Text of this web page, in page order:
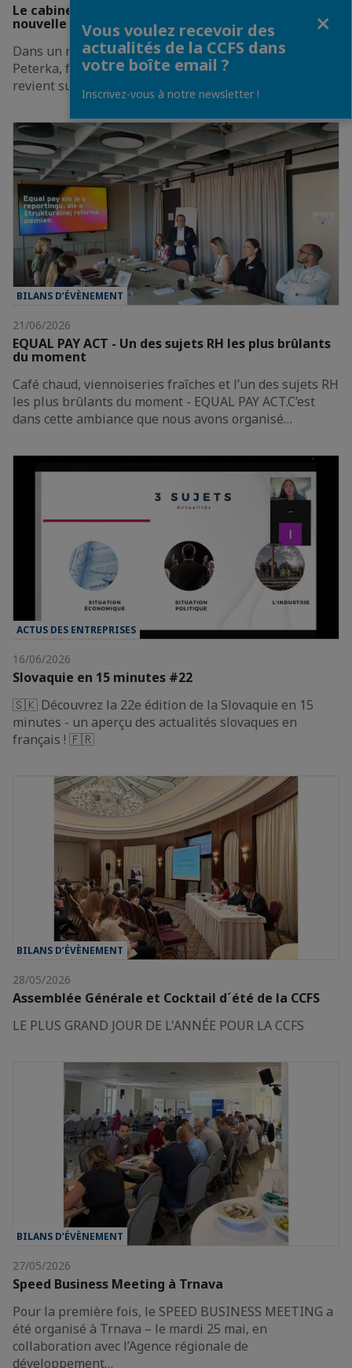
Le cabinet PETERKA & PARTNERS est fier d'ouvrir sa
nouvelle agence à Vienne.
Dans un récent entretien avec legalweb.cz, Ondrej
Peterka, fondateur et associé gérant du cabinet,
revient sur l'importance de cette expansion et…
BILANS D’ÉVÈNEMENT
21/06/2026
EQUAL PAY ACT - Un des sujets RH les plus brûlants
du moment
Café chaud, viennoiseries fraîches et l’un des sujets RH
les plus brûlants du moment - EQUAL PAY ACT.C’est
dans cette ambiance que nous avons organisé…
ACTUS DES ENTREPRISES
16/06/2026
Slovaquie en 15 minutes #22
🇸🇰 Découvrez la 22e édition de la Slovaquie en 15
minutes - un aperçu des actualités slovaques en
français ! 🇫🇷
BILANS D’ÉVÈNEMENT
28/05/2026
Assemblée Générale et Cocktail d´été de la CCFS
LE PLUS GRAND JOUR DE L'ANNÉE POUR LA CCFS
BILANS D’ÉVÈNEMENT
27/05/2026
Speed Business Meeting à Trnava
Pour la première fois, le SPEED BUSINESS MEETING a
été organisé à Trnava – le mardi 25 mai, en
collaboration avec l’Agence régionale de
développement…
Vous voulez recevoir des
actualités de la CCFS dans
votre boîte email ?
Inscrivez-vous à notre newsletter !